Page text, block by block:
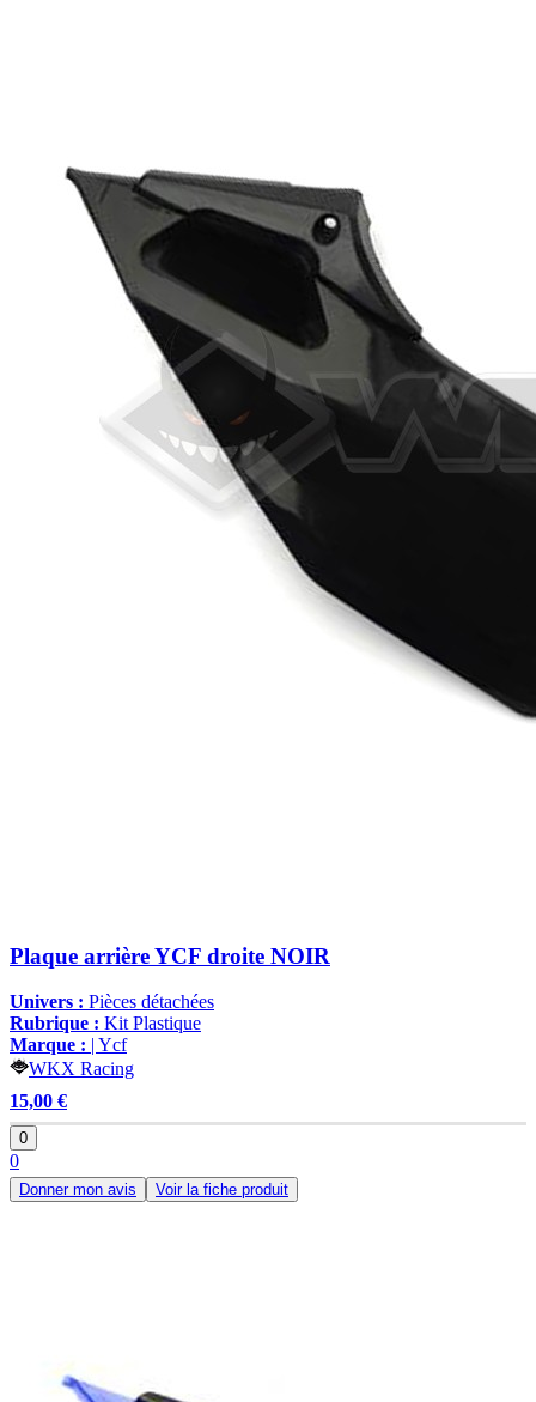
Plaque arrière YCF droite NOIR
Univers : Pièces détachées
Rubrique : Kit Plastique
Marque : | Ycf
WKX Racing
15,00 €
0
0
Donner mon avis Voir la fiche produit